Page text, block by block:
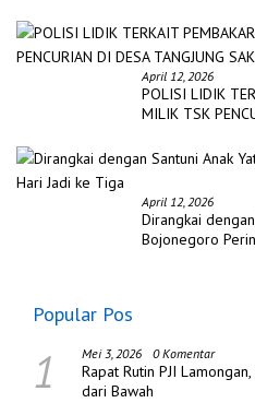
April 12, 2026
POLISI LIDIK
April 12, 2026
Dirangkai
Bojonegoro
Popular Pos
1 Mei 3, 2026 0 Komentar
Rapat Rutin PJI
dari Bawah